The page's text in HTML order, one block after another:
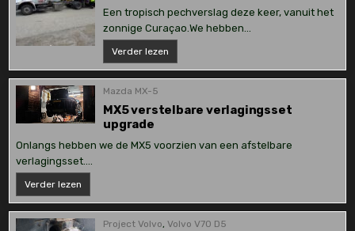
Een tropisch pechverslag deze keer, vanuit het
zonnige Curaçao.We hebben…
Verder lezen
Qashqai
lekkage
Mazda MX-5
MX5 verstelbare verlagingsset
upgrade
Onlangs hebben we de MX5 voorzien van een afstelbare
verlagingsset….
Verder lezen
verstelbare
verlagingsset
upgrade
Project Volvo,Volvo V70 D5